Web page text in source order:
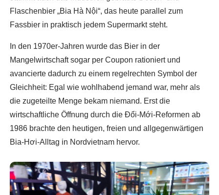
Flaschenbier „Bia Hà Nội“, das heute parallel zum
Fassbier in praktisch jedem Supermarkt steht.
In den 1970er-Jahren wurde das Bier in der
Mangelwirtschaft sogar per Coupon rationiert und
avancierte dadurch zu einem regelrechten Symbol der
Gleichheit: Egal wie wohlhabend jemand war, mehr als
die zugeteilte Menge bekam niemand. Erst die
wirtschaftliche Öffnung durch die Đổi-Mới-Reformen ab
1986 brachte den heutigen, freien und allgegenwärtigen
Bia-Hơi-Alltag in Nordvietnam hervor.